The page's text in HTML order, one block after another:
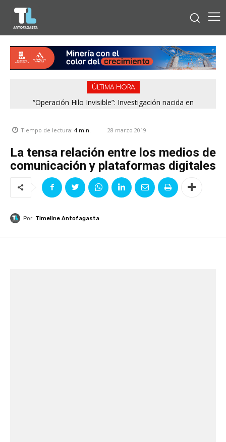
ÚLTIMA HORA
“Operación Hilo Invisible”: Investigación nacida en
Tiempo de lectura: 4min. 28 marzo 2019
La tensa relación entre los medios de
comunicación y plataformas digitales
Por Timeline Antofagasta